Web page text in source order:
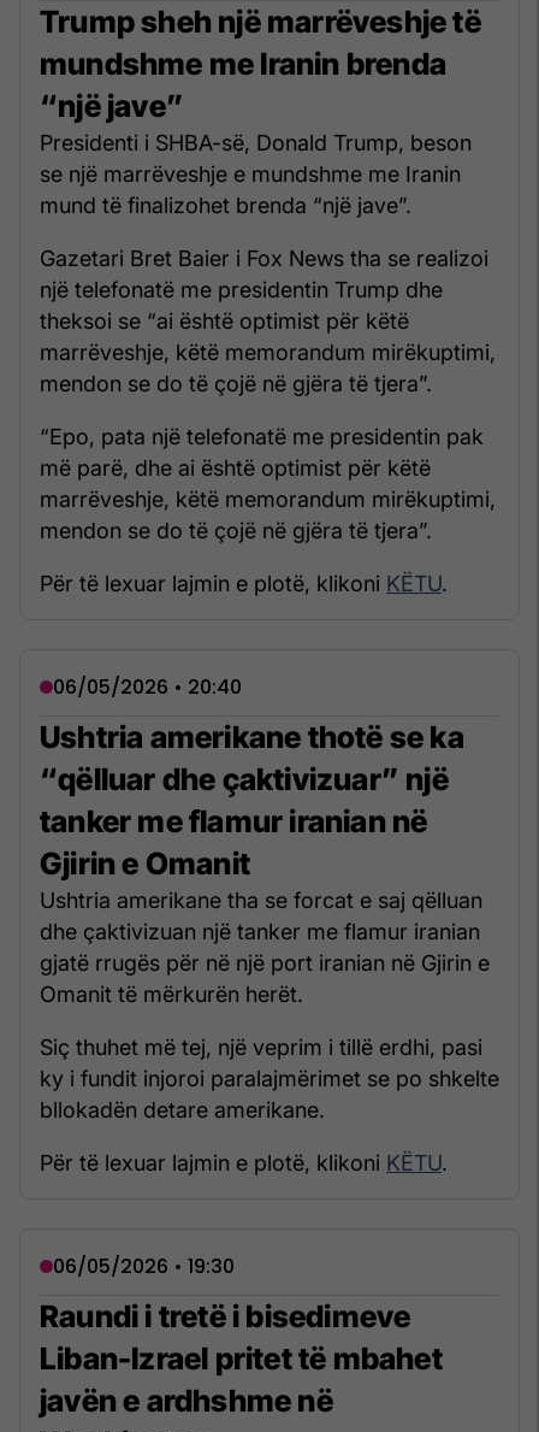
Trump sheh një marrëveshje të
mundshme me Iranin brenda
“një jave”
Presidenti i SHBA-së, Donald Trump, beson
se një marrëveshje e mundshme me Iranin
mund të finalizohet brenda “një jave”.
Gazetari Bret Baier i Fox News tha se realizoi
një telefonatë me presidentin Trump dhe
theksoi se “ai është optimist për këtë
marrëveshje, këtë memorandum mirëkuptimi,
mendon se do të çojë në gjëra të tjera”.
“Epo, pata një telefonatë me presidentin pak
më parë, dhe ai është optimist për këtë
marrëveshje, këtë memorandum mirëkuptimi,
mendon se do të çojë në gjëra të tjera”.
Për të lexuar lajmin e plotë, klikoni KËTU.
06/05/2026 • 20:40
Ushtria amerikane thotë se ka
“qëlluar dhe çaktivizuar” një
tanker me flamur iranian në
Gjirin e Omanit
Ushtria amerikane tha se forcat e saj qëlluan
dhe çaktivizuan një tanker me flamur iranian
gjatë rrugës për në një port iranian në Gjirin e
Omanit të mërkurën herët.
Siç thuhet më tej, një veprim i tillë erdhi, pasi
ky i fundit injoroi paralajmërimet se po shkelte
bllokadën detare amerikane.
Për të lexuar lajmin e plotë, klikoni KËTU.
06/05/2026 • 19:30
Raundi i tretë i bisedimeve
Liban-Izrael pritet të mbahet
javën e ardhshme në